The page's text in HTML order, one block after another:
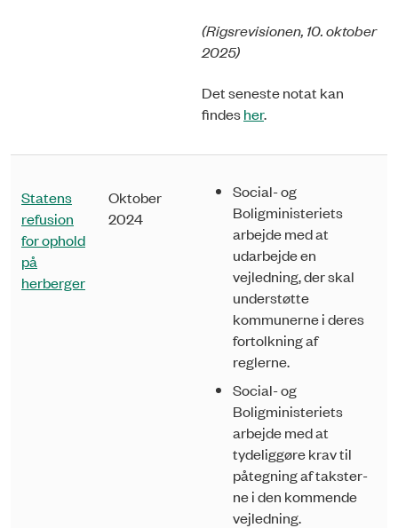
(Rigsrevisionen, 10. oktober
2025)
Det seneste notat kan
findesher.
Statens
refusion
for ophold
på
herberger
Oktober
2024
Social- og
Boligministeriets
arbejde med at
udarbejde en
vejledning, der skal
under­støtte
kommunerne i deres
fortolkning af
reglerne.
Social- og
Boligministeriets
arbejde med at
tydeliggøre krav til
påtegning af takster­
ne i den kommende
vejledning.